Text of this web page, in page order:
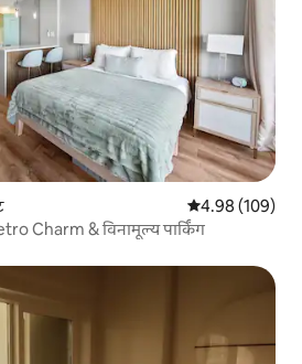
5 पैकी 4.98
4.98 (109)
Charm & विनामूल्य पार्किंग